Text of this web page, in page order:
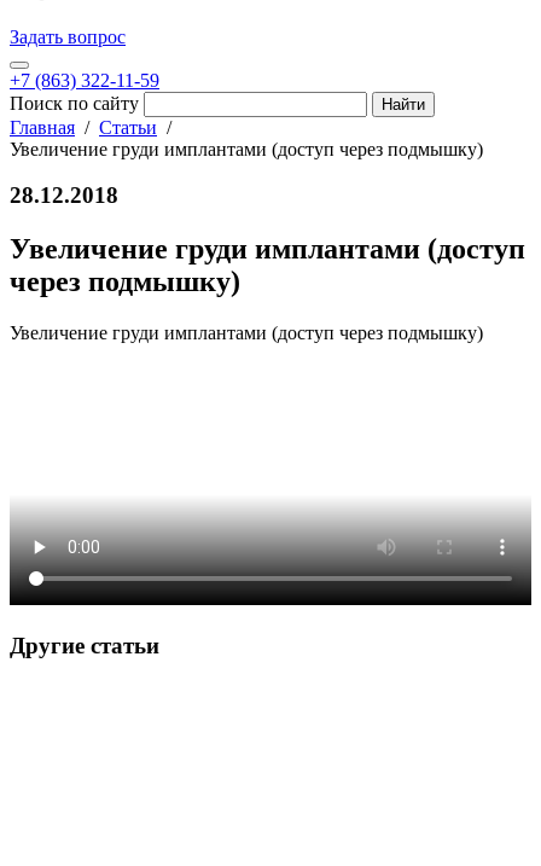
Задать вопрос
+7 (863) 322-11-59
Поиск по сайту
Главная
Статьи
Увеличение груди имплантами (доступ через подмышку)
28.12.2018
Увеличение груди имплантами (доступ
через подмышку)
Увеличение груди имплантами (доступ через подмышку)
Другие статьи